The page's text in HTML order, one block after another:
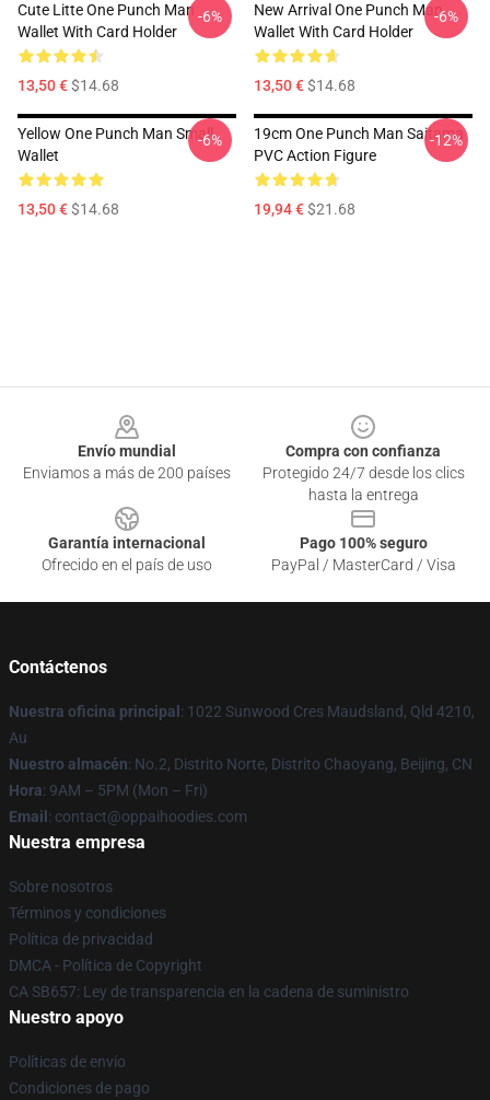
Cute Litte One Punch Man
Wallet With Card Holder
13,50 €$14.68
-6%
New Arrival One Punch Man
Wallet With Card Holder
13,50 €$14.68
-6%
Yellow One Punch Man Small
Wallet
13,50 €$14.68
-6%
19cm One Punch Man Saitama
PVC Action Figure
19,94 €$21.68
-12%
Envío mundial
Enviamos a más de 200 países
Compra con confianza
Protegido 24/7 desde los clics
hasta la entrega
Garantía internacional
Ofrecido en el país de uso
Pago 100% seguro
PayPal / MasterCard / Visa
Contáctenos
Nuestra oficina principal : 1022 Sunwood Cres Maudsland, Qld 4210,
Au
Nuestro almacén: No.2, Distrito Norte, Distrito Chaoyang, Beijing, CN
Hora: 9AM – 5PM (Mon – Fri)
Email : contact@oppaihoodies.com
Nuestra empresa
Sobre nosotros
Términos y condiciones
Política de privacidad
DMCA - Política de Copyright
CA SB657: Ley de transparencia en la cadena de suministro
Nuestro apoyo
Políticas de envío
Condiciones de pago